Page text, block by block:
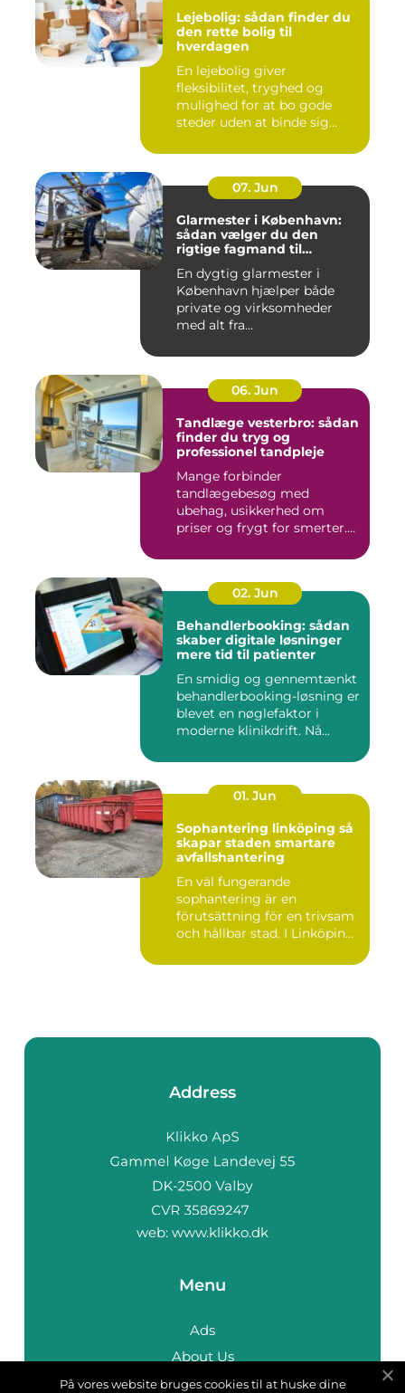
Lejebolig: sådan finder du
den rette bolig til
hverdagen
En lejebolig giver
fleksibilitet, tryghed og
mulighed for at bo gode
steder uden at binde sig
07. Jun
Glarmester i København:
sådan vælger du den
rigtige fagmand til
En dygtig glarmester i
København hjælper både
private og virksomheder
med alt fra...
06. Jun
Tandlæge vesterbro: sådan
finder du tryg og
professionel tandpleje
Mange forbinder
tandlægebesøg med
ubehag, usikkerhed om
priser og frygt for smerter.
02. Jun
Behandlerbooking: sådan
skaber digitale løsninger
mere tid til patienter
En smidig og gennemtænkt
behandlerbooking-løsning er
blevet en nøglefaktor i
moderne klinikdrift. Nå...
01. Jun
Sophantering linköping så
skapar staden smartare
avfallshantering
En väl fungerande
sophantering är en
förutsättning för en trivsam
och hållbar stad. I Linköping
Address
web: www.klikko.dk
Menu
Ads
About Us
Cookies
På vores website bruges cookies til at huske dine